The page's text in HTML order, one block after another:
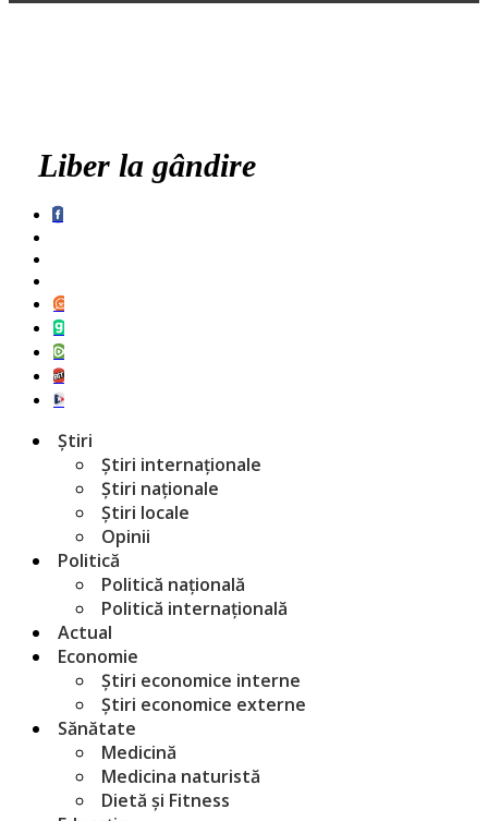
Liber la gândire
Știri
Știri internaționale
Știri naționale
Știri locale
Opinii
Politică
Politică națională
Politică internațională
Actual
Economie
Știri economice interne
Știri economice externe
Sănătate
Medicină
Medicina naturistă
Dietă și Fitness